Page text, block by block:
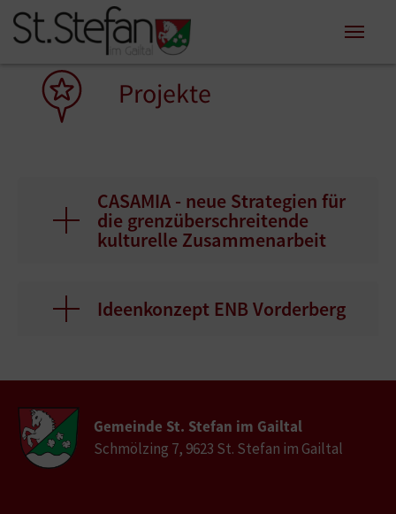
Zum Inhalt springen
Zum Seitenende springen
Sie sind hier: Projekte
CASAMIA - neue Strategien für
die grenzüberschreitende
kulturelle Zusammenarbeit
Ideenkonzept ENB Vorderberg
Gemeinde St. Stefan im Gailtal
Schmölzing 7, 9623 St. Stefan im Gailtal